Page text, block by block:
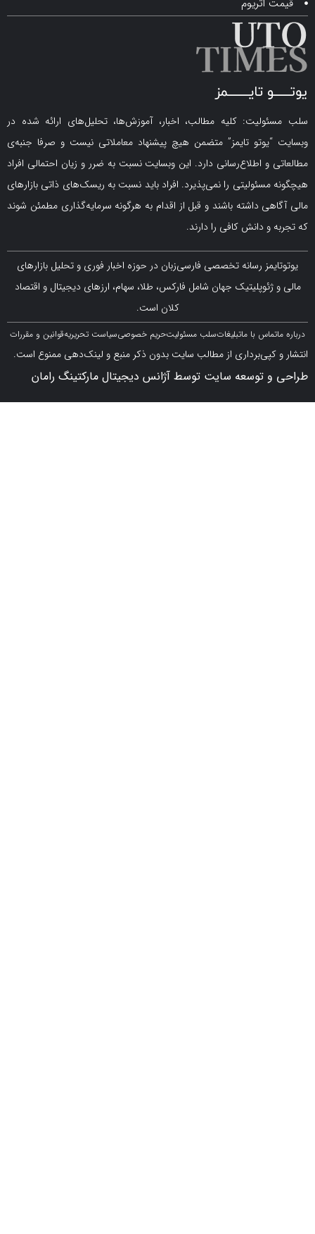
کلیه مطالب، اخبار، آموزش‌ها، تحلیل‌های ارائه شده در
تایمز” متضمن هیچ پیشنهاد معاملاتی نیست و صرفا جنبه‌ی
اطلاع‌رسانی دارد. این وبسایت نسبت به ضرر و زیان احتمالی افراد
را نمی‌پذیرد. افراد باید نسبت به ریسک‌های ذاتی بازارهای
داشته باشند و قبل از اقدام به هرگونه سرمایه‌گذاری مطمئن شوند
دانش کافی را دارند.
رسانه تخصصی فارسی‌زبان در حوزه اخبار فوری و تحلیل بازارهای
جهان شامل فارکس، طلا، سهام، ارزهای دیجیتال و اقتصاد
با ما تبلیغاتسلب مسئولیتحریم خصوصیسیاست تحریریهقوانین و مقررات
از مطالب سایت بدون ذکر منبع و لینک‌دهی ممنوع است.
سایت توسط آژانس دیجیتال مارکتینگ رامان